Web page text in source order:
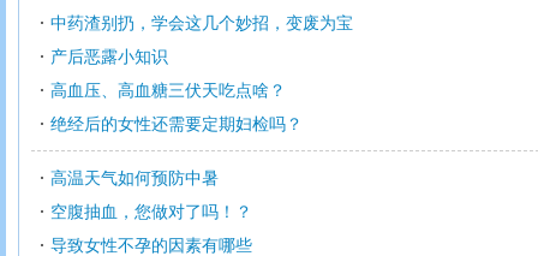
中药渣别扔，学会这几个妙招，变废为宝
产后恶露小知识
高血压、高血糖三伏天吃点啥？
绝经后的女性还需要定期妇检吗？
高温天气如何预防中暑
空腹抽血，您做对了吗！？
导致女性不孕的因素有哪些